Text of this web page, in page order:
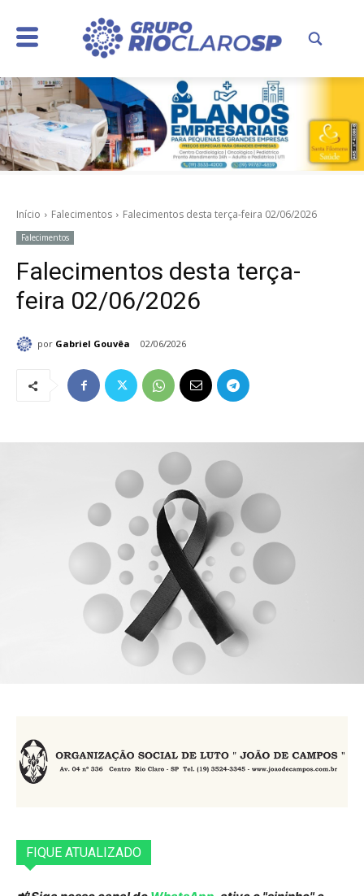
Início Falecimentos Falecimentos desta terça-feira 02/06/2026
Falecimentos
Falecimentos desta terça-
feira 02/06/2026
por Gabriel Gouvêa 02/06/2026
FIQUE ATUALIZADO